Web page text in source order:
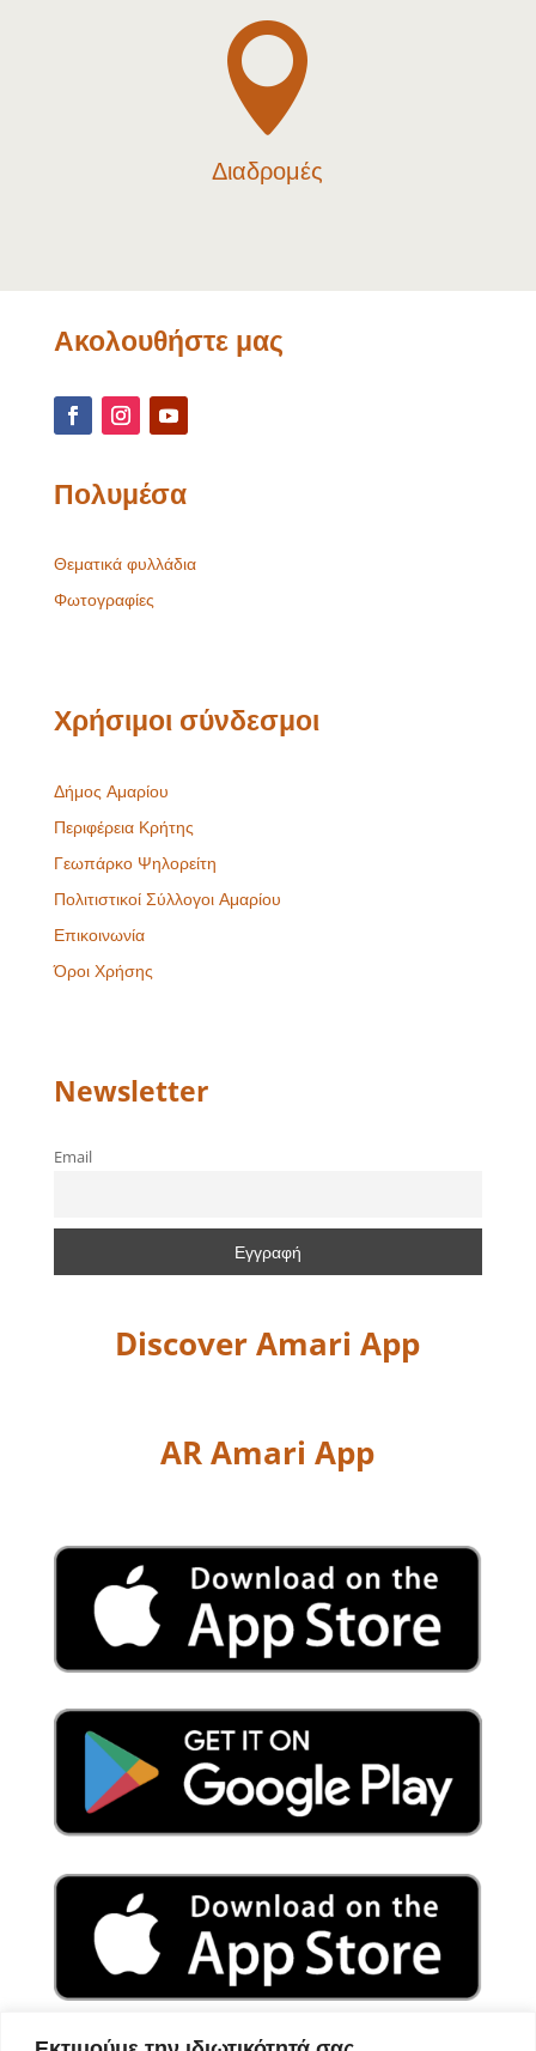

Διαδρομές
Ακολουθήστε μας
Πολυμέσα
Θεματικά φυλλάδια
Φωτογραφίες
Χρήσιμοι σύνδεσμοι
Δήμος Αμαρίου
Περιφέρεια Κρήτης
Γεωπάρκο Ψηλορείτη
Πολιτιστικοί Σύλλογοι Αμαρίου
Επικοινωνία
Όροι Χρήσης
Newsletter
Email
Discover Amari App
AR Amari App